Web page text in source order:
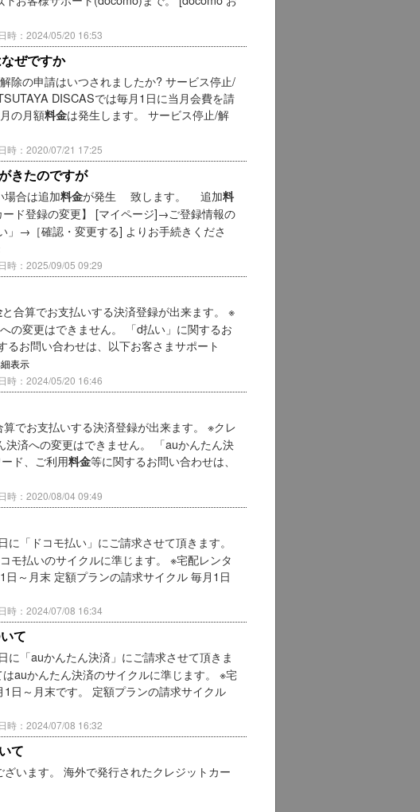
時：2024/05/20 16:53
ぜですか
除の申請はいつされましたか? サービス停止/
DISCASでは毎月1日に当月会費を請
の月額料金は発生します。 サービス停止/解
時：2020/07/21 17:25
きたのですが
場合は追加料金が発生 致します。 追加料
ド登録の変更】 [マイページ]→ご登録情報の
→［確認・変更する] よりお手続きくださ
時：2025/09/05 09:29
と合算でお支払いする決済登録が出来ます。 ※
の変更はできません。 「d払い」に関するお
るお問い合わせは、以下お客さまサポート
表示
時：2024/05/20 16:46
算でお支払いする決済登録が出来ます。 ※クレ
済への変更はできません。 「auかんたん決
ド、ご利用料金等に関するお問い合わせは、
時：2020/08/04 09:49
に「ドコモ払い」にご請求させて頂きます。
モ払いのサイクルに準じます。 ※宅配レンタ
～月末 定額プランの請求サイクル 毎月1日
時：2024/07/08 16:34
て
に「auかんたん決済」にご請求させて頂きま
auかんたん決済のサイクルに準じます。 ※宅
日～月末です。 定額プランの請求サイクル
時：2024/07/08 16:32
て
います。 海外で発行されたクレジットカー